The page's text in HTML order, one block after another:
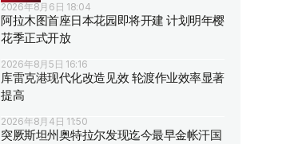
2026年8月6日 18:04
阿拉木图首座日本花园即将开建 计划明年樱
花季正式开放
2026年8月5日 16:16
库雷克港现代化改造见效 轮渡作业效率显著
提高
2026年8月4日 11:50
突厥斯坦州奥特拉尔发现迄今最早金帐汗国